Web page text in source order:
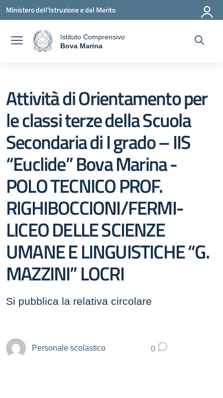
Vai ai contenuti
Vai al menu di navigazione
Vai al footer
Ministero dell'Istruzione e del Merito
Istituto Comprensivo
Bova Marina
Attività di Orientamento per
le classi terze della Scuola
Secondaria di I grado – IIS
“Euclide” Bova Marina -
POLO TECNICO PROF.
RIGHIBOCCIONI/FERMI-
LICEO DELLE SCIENZE
UMANE E LINGUISTICHE “G.
MAZZINI” LOCRI
Si pubblica la relativa circolare
Personale scolastico 0